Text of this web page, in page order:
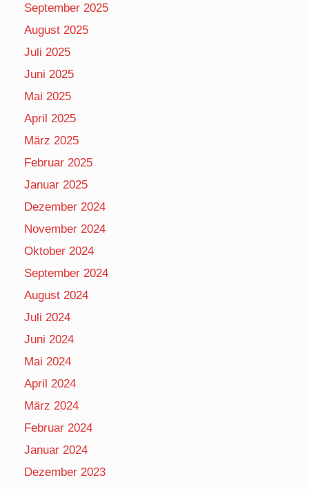
September 2025
August 2025
Juli 2025
Juni 2025
Mai 2025
April 2025
März 2025
Februar 2025
Januar 2025
Dezember 2024
November 2024
Oktober 2024
September 2024
August 2024
Juli 2024
Juni 2024
Mai 2024
April 2024
März 2024
Februar 2024
Januar 2024
Dezember 2023